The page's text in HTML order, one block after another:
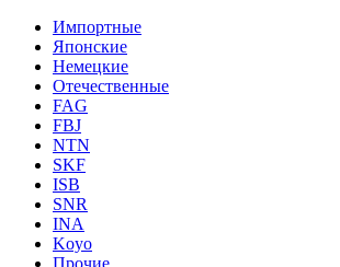
Импортные
Японские
Немецкие
Отечественные
FAG
FBJ
NTN
SKF
ISB
SNR
INA
Koyo
Прочие